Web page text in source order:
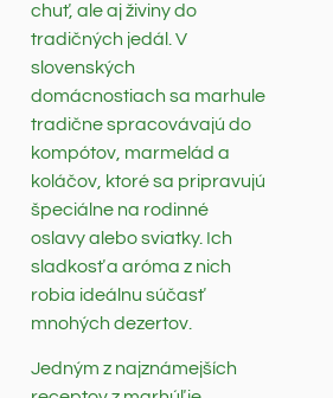
chuť, ale aj živiny do
tradičných jedál. V
slovenských
domácnostiach sa marhule
tradične spracovávajú do
kompótov, marmelád a
koláčov, ktoré sa pripravujú
špeciálne na rodinné
oslavy alebo sviatky. Ich
sladkosť a aróma z nich
robia ideálnu súčasť
mnohých dezertov.
Jedným z najznámejších